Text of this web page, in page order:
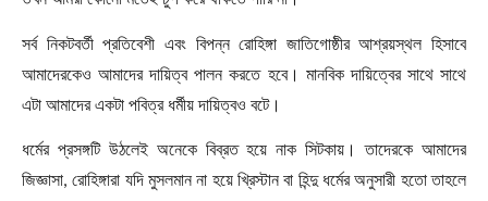
সর্ব নিকটবর্তী প্রতিবেশী এবং বিপন্ন রোহিঙ্গা জাতিগোষ্ঠীর আশ্রয়স্থল হিসাবে
আমাদেরকেও আমাদের দায়িত্ব পালন করতে হবে। মানবিক দায়িত্বের সাথে সাথে
এটা আমাদের একটা পবিত্র ধর্মীয় দায়িত্বও বটে।
ধর্মের প্রসঙ্গটি উঠলেই অনেকে বিব্রত হয়ে নাক সিটকায়। তাদেরকে আমাদের
জিজ্ঞাসা,রোহিঙ্গারা যদি মুসলমান না হয়ে খ্রিস্টান বা হিন্দু ধর্মের অনুসারী হতো তাহলে